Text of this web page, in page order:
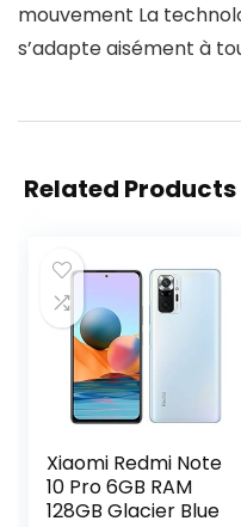
mouvement La
s’adapte aisément à
Related Products
Xiaomi Redmi Note
10 Pro 6GB RAM
128GB Glacier Blue